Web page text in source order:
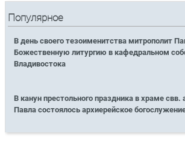
Популярное
В день своего тезоименитства митрополит
Божественную литургию в кафедральном
Владивостока
В канун престольного праздника в храме свв.
Павла состоялось архиерейское